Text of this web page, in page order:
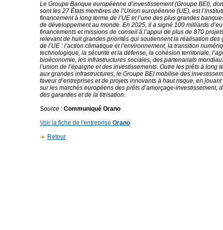
Le Groupe Banque européenne d’investissement (Groupe BEI),
sont les 27 États membres de l’Union européenne (UE), est
financement à long terme de l’UE et l’une des plus grandes
de développement au monde. En 2025, il a signé 100 milliards
financements et missions de conseil à l’appui de plus de 870
relevant de huit grandes priorités qui soutiennent la réalisation des
de l’UE : l’action climatique et l’environnement, la transition
technologique, la sécurité et la défense, la cohésion territoriale,
bioéconomie, les infrastructures sociales, des partenariats
l’union de l’épargne et des investissements. Outre les prêts à long
aux grandes infrastructures, le Groupe BEI mobilise des
faveur d’entreprises et de projets innovants à haut risque, en
sur les marchés européens des prêts d’amorçage-investissement,
des garanties et de la titrisation.
Source : Communiqué Orano
Voir la fiche de l'entreprise Orano
Retour